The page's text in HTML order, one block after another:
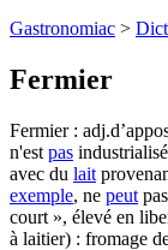
Gastronomiac >
Fermier
Fermier :
n'est pas
avec du lait
exemple, ne peut
court », élevé en
à laitier) : fromage